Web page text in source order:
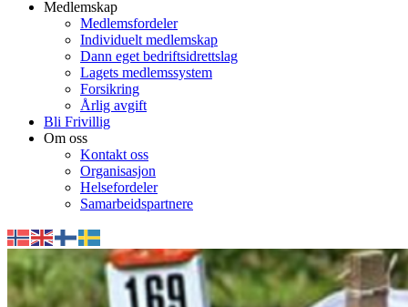
Medlemskap
Medlemsfordeler
Individuelt medlemskap
Dann eget bedriftsidrettslag
Lagets medlemssystem
Forsikring
Årlig avgift
Bli Frivillig
Om oss
Kontakt oss
Organisasjon
Helsefordeler
Samarbeidspartnere